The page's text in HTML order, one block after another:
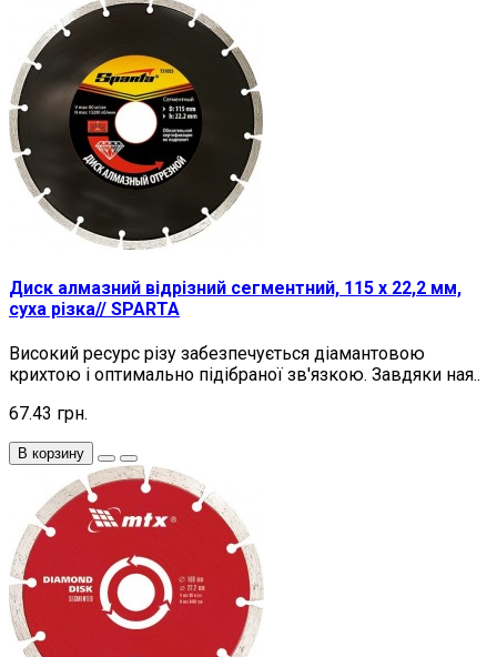
Диск алмазний відрізний сегментний, 115 х 22,2 мм,
суха різка// SPARTA
Високий ресурс різу забезпечується діамантовою
крихтою і оптимально підібраної зв'язкою. Завдяки ная..
67.43 грн.
В корзину